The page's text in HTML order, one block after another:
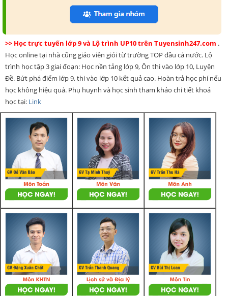
>> Học trực tuyến lớp 9 và Lộ trình UP10 trên Tuyensinh247.com .
Học online tại nhà cũng giáo viên giỏi từ trường TOP đầu cả nước. Lộ
trình học tập 3 giai đoạn: Học nền tảng lớp 9, Ôn thi vào lớp 10, Luyện
Đề. Bứt phá điểm lớp 9, thi vào lớp 10 kết quả cao. Hoàn trả học phí nếu
học không hiệu quả. Phụ huynh và học sinh tham khảo chi tiết khoá
học tại: Link